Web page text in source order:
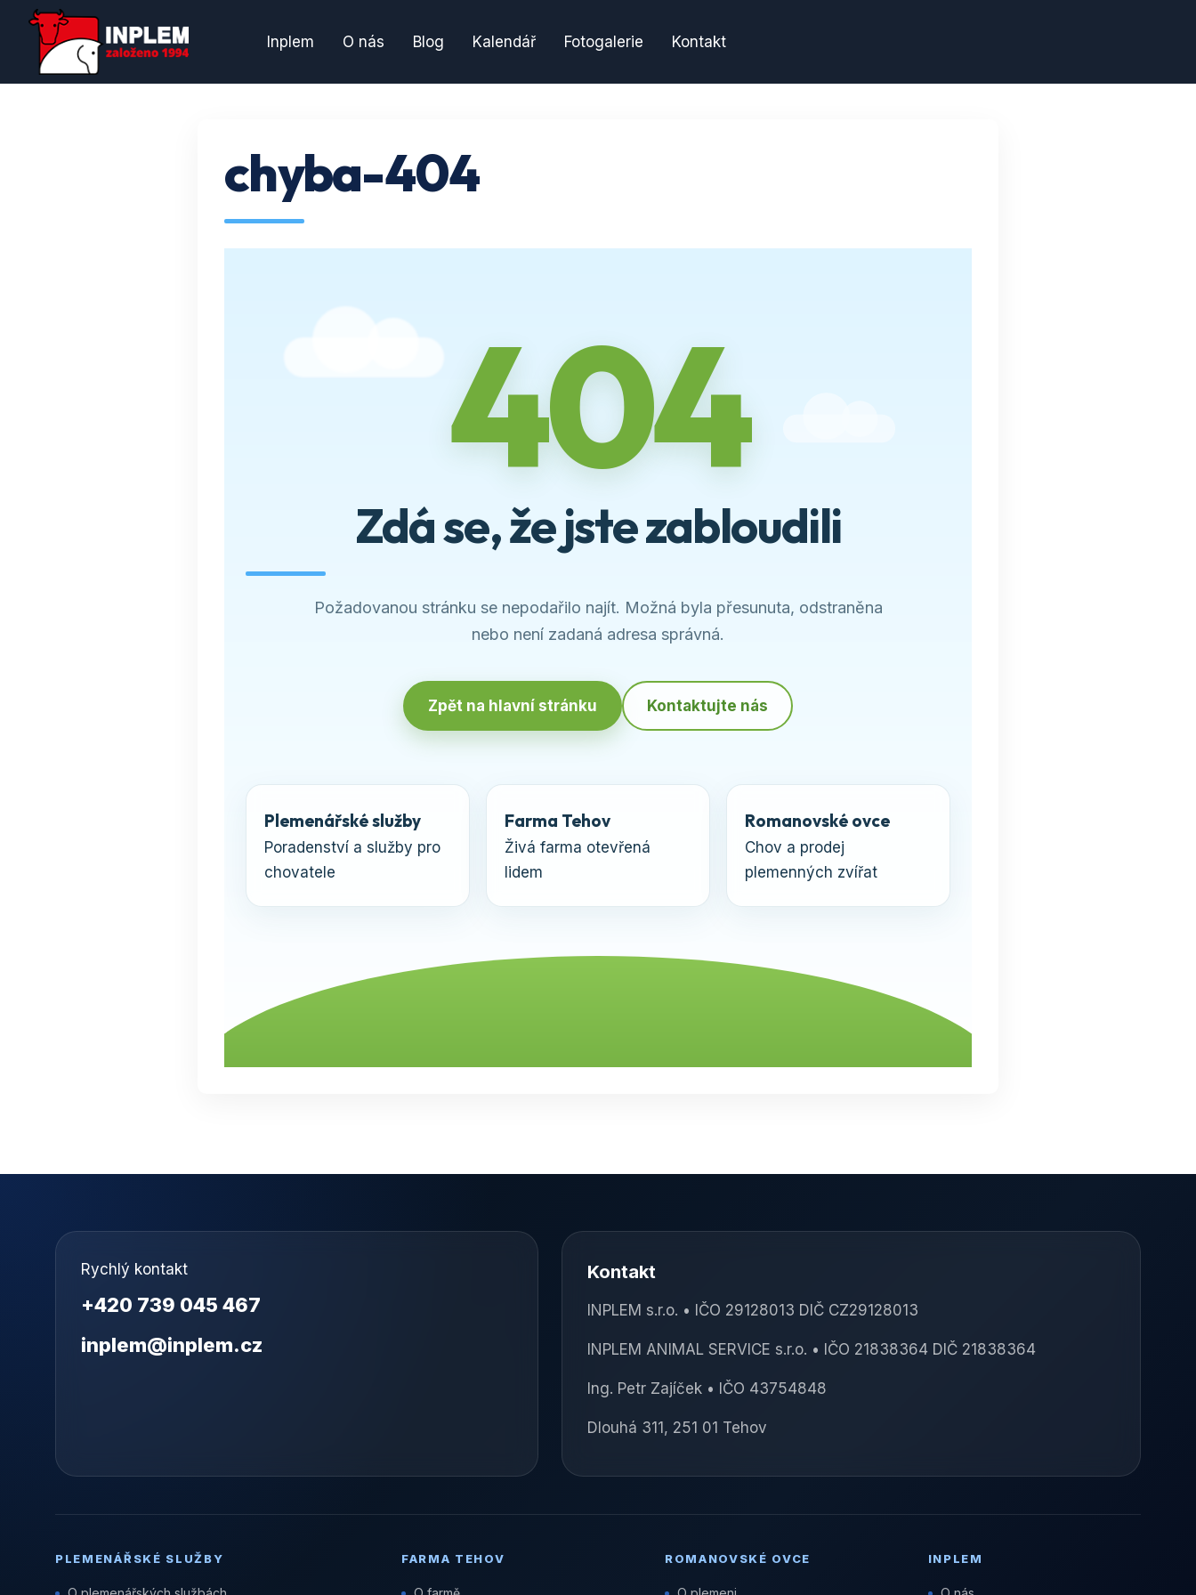
Inplem O nás Blog Kalendář Fotogalerie Kontakt
chyba-404
404
Zdá se, že jste zabloudili
Požadovanou stránku se nepodařilo najít. Možná byla přesunuta, odstraněna
nebo není zadaná adresa správná.
Zpět na hlavní stránku Kontaktujte nás
Plemenářské služby
Poradenství a služby pro
chovatele
Farma Tehov
Živá farma otevřená
lidem
Romanovské ovce
Chov a prodej
plemenných zvířat
Rychlý kontakt
+420 739 045 467
inplem@inplem.cz
Kontakt
INPLEM s.r.o. • IČO 29128013 DIČ CZ29128013
INPLEM ANIMAL SERVICE s.r.o. • IČO 21838364 DIČ 21838364
Ing. Petr Zajíček • IČO 43754848
Dlouhá 311, 251 01 Tehov
PLEMENÁŘSKÉ SLUŽBY FARMA TEHOV ROMANOVSKÉ OVCE INPLEM